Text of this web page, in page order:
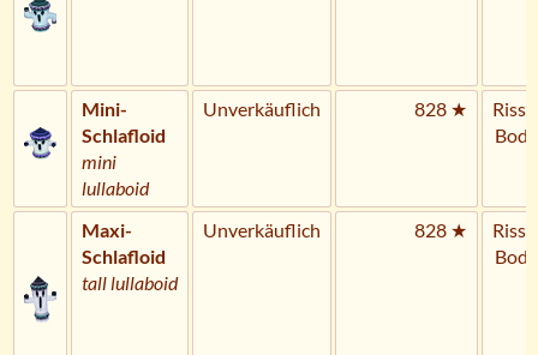
Mini-
Schlafloid
mini
lullaboid
Unverkäuflich 828 ★
Riss
Maxi-
Schlafloid
tall lullaboid
Unverkäuflich 828 ★
Riss